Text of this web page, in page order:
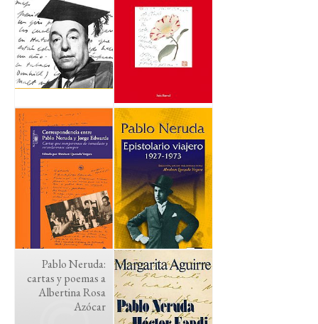
Pablo Neruda:
cartas y poemas a
Albertina Rosa
Azócar